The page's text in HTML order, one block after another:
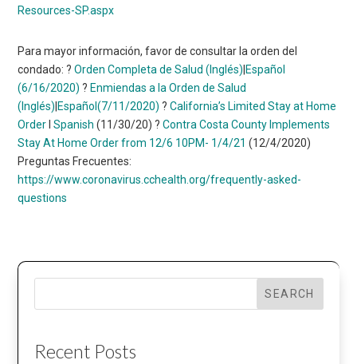
Resources-SP.aspx
Para mayor información, favor de consultar la orden del
condado: ?Orden Completa de Salud (Inglés) Español
(6/16/2020) ? Enmiendas a la Orden de Salud
(Inglés) Español(7/11/2020) ?California’s Limited Stay at Home
Order ISpanish (11/30/20) ?Contra Costa County Implements
Stay At Home Order from 12/6 10PM- 1/4/21 (12/4/2020)
Preguntas Frecuentes:
https://www.coronavirus.cchealth.org/frequently-asked-
questions
SEARCH
Recent Posts